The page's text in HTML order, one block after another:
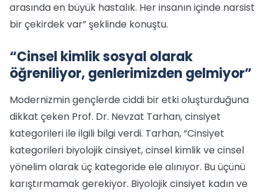
arasında en büyük hastalık. Her insanın içinde narsist
bir çekirdek var” şeklinde konuştu.
“Cinsel kimlik sosyal olarak
öğreniliyor, genlerimizden gelmiyor”
Modernizmin gençlerde ciddi bir etki oluşturduğuna
dikkat çeken Prof. Dr. Nevzat Tarhan, cinsiyet
kategorileri ile ilgili bilgi verdi. Tarhan, “Cinsiyet
kategorileri biyolojik cinsiyet, cinsel kimlik ve cinsel
yönelim olarak üç kategoride ele alınıyor. Bu üçünü
karıştırmamak gerekiyor. Biyolojik cinsiyet kadın ve